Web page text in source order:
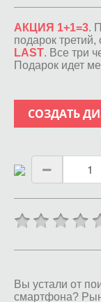
АКЦИЯ 1+1=3.
подарок
LAST. Все три
Подарок идет
СОЗДАТЬ
Вы устали от
смартфона?